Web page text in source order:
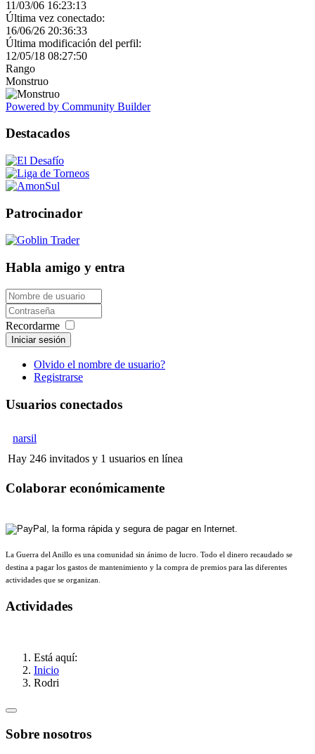
11/03/06 16:23:13
Última vez conectado:
16/06/26 20:36:33
Última modificación del perfil:
12/05/18 08:27:50
Rango
Monstruo
Powered by Community Builder
Destacados
Patrocinador
Habla amigo y entra
Recordarme
Iniciar sesión
Olvido el nombre de usuario?
Registrarse
Usuarios conectados
narsil
Hay 246 invitados y 1 usuarios en línea
Colaborar económicamente
La Guerra del Anillo es una comunidad sin ánimo de lucro. Todo el dinero recaudado se
destina a pagar los gastos de mantenimiento y la compra de premios para las diferentes
actividades que se organizan.
Actividades
Está aquí:
Inicio
Rodri
Sobre nosotros